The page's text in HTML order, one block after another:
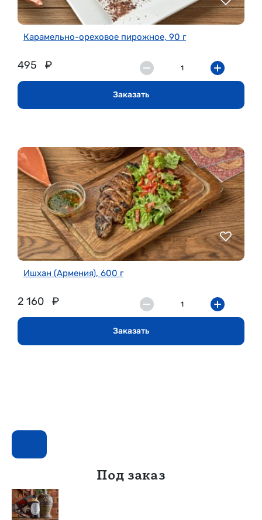
Карамельно-ореховое пирожное, 90 г
495 ₽
Заказать
Ишхан (Армения), 600 г
2 160 ₽
Заказать
Под заказ